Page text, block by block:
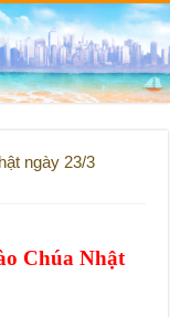
ngày 23/3
Chúa Nhật